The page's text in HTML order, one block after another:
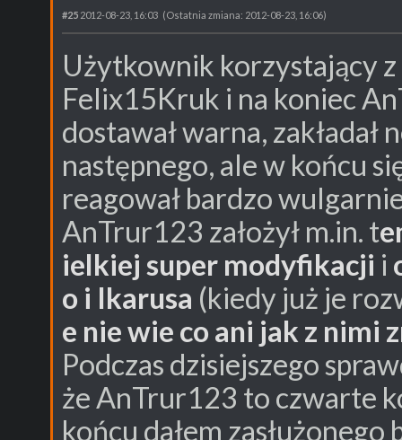
#25 2012-08-23, 16:03 (Ostatnia zmiana: 2012-08-23, 16:06)
Użytkownik korzystający
Felix15Kruk i na koniec
dostawał warna, zakładał
następnego, ale w końcu
reagował bardzo
AnTrur123 założył m.in. t
ielkiej super modyfikacji i
o i Ikarusa (kiedy już je
e nie wie co ani jak z nimi
Podczas dzisiejszego
że AnTrur123 to czwarte
końcu dałem